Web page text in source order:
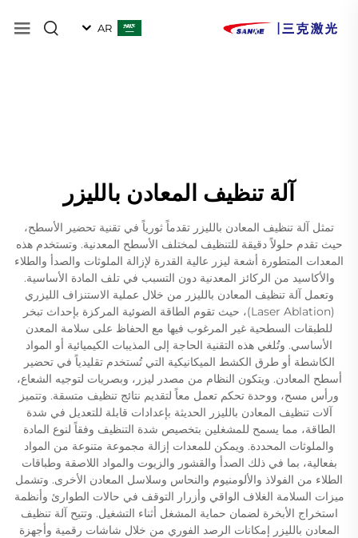
AR
آلة تنظيف المعادن بالليزر
تمثل آلة تنظيف المعادن بالليزر تقدماً ثورياً في تقنية تحضير الأسطح،
حيث تقدم حلولاً دقيقة للتنظيف لمختلف الأسطح المعدنية. وتستخدم هذه
المعدات المتطورة أشعة ليزر عالية القدرة لإزالة الملوثات والصدأ والطلاء
والأكاسيد من الركائز المعدنية دون التسبب في تلف المادة الأساسية.
وتعمل آلة تنظيف المعادن بالليزر من خلال عملية الاستنزاف الليزري
(Laser Ablation)، حيث تقوم الطاقة الضوئية المركزة بإحداث تبخر
للطبقات السطحية غير المرغوب فيها مع الحفاظ على سلامة المعدن
الأساسي. وتُلغي هذه التقنية الحاجة إلى المذيبات الكيميائية أو المواد
الكاشطة أو طرق الكشط الميكانيكية التي تُستخدم تقليدياً في تحضير
أسطح المعادن. ويتكون النظام من مصدر ليزر، وبصريات لتوجيه الشعاع،
ورأس مسح، ووحدة تحكم تعمل معاً لتقديم نتائج تنظيف متسقة. وتتميز
آلات تنظيف المعادن بالليزر الحديثة بإعدادات قابلة للتعديل في شدة
الطاقة، مما يسمح للمشغلين بتخصيص شدة التنظيف وفقاً لنوع المادة
والملوثات المحددة. ويمكن للمعدات إزالة مجموعة متنوعة من المواد
بفعالية، بما في ذلك الصدأ والقشور والزيوت والمواد اللاصقة وطباقات
الطلاء من الفولاذ والألومنيوم والنحاس وسلاسل المعادن الأخرى. وتشمل
ميزات السلامة الغلاف الواقي وأزرار التوقف في حالات الطوارئ وأنظمة
استخراج الأبخرة لضمان حماية المشغل أثناء التشغيل. وتتيح آلة تنظيف
المعادن بالليزر إمكانات الرصد الفوري من خلال شاشات رقمية وأجهزة